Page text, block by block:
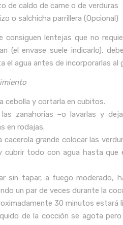
de caldo de carne o de verduras
o salchicha parrillera (Opcional)
consiguen lentejas que no
(el envase suele indicarlo),
el agua antes de incorporarlas al
cebolla y cortarla en cubitos.
las zanahorias –o lavarlas y
en rodajas.
cacerola grande colocar las
cubrir todo con agua hasta que
sin tapar, a fuego moderado,
un par de veces durante la
30 minutos estará
de la cocción se agota